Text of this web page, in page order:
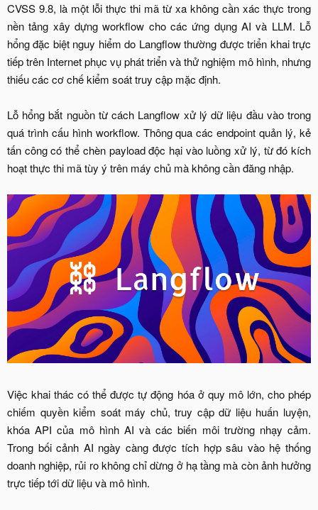
CVSS 9.8, là một lỗi thực thi mã từ xa không cần xác thực trong
nền tảng xây dựng workflow cho các ứng dụng AI và LLM. Lỗ
hổng đặc biệt nguy hiểm do Langflow thường được triển khai trực
tiếp trên Internet phục vụ phát triển và thử nghiệm mô hình, nhưng
thiếu các cơ chế kiểm soát truy cập mặc định.
Lỗ hổng bắt nguồn từ cách Langflow xử lý dữ liệu đầu vào trong
quá trình cấu hình workflow. Thông qua các endpoint quản lý, kẻ
tấn công có thể chèn payload độc hại vào luồng xử lý, từ đó kích
hoạt thực thi mã tùy ý trên máy chủ mà không cần đăng nhập.
Việc khai thác có thể được tự động hóa ở quy mô lớn, cho phép
chiếm quyền kiểm soát máy chủ, truy cập dữ liệu huấn luyện,
khóa API của mô hình AI và các biến môi trường nhạy cảm.
Trong bối cảnh AI ngày càng được tích hợp sâu vào hệ thống
doanh nghiệp, rủi ro không chỉ dừng ở hạ tầng mà còn ảnh hưởng
trực tiếp tới dữ liệu và mô hình.